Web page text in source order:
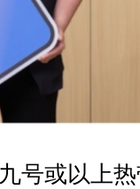
号或以上